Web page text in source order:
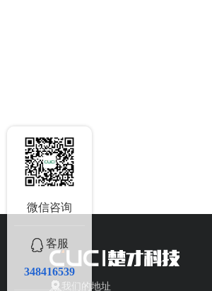
微信咨询
客服
348416539
我们的地址